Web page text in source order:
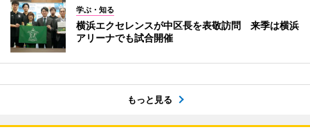
学ぶ・知る
横浜エクセレンスが中区長を表敬訪問 来季は横浜
アリーナでも試合開催
もっと見る